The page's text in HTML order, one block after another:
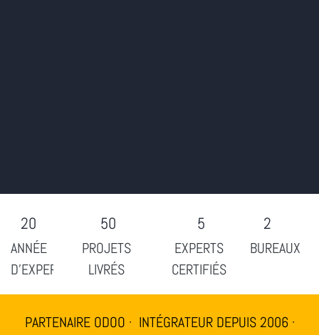
20
ANNÉE
D'EXPERTISE
50
PROJETS
LIVRÉS
5
EXPERTS
CERTIFIÉS
2
BUREAUX
PARTENAIRE ODOO · INTÉGRATEUR DEPUIS 2006 ·